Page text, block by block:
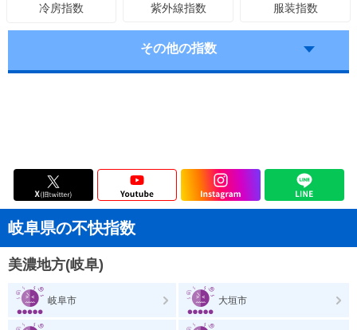
冷房指数 紫外線指数 服装指数
その他の指数
岐阜県の不快指数
美濃地方(岐阜)
岐阜市 大垣市